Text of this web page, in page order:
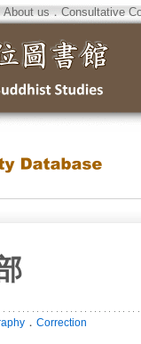
About us．Consultative
． Correction